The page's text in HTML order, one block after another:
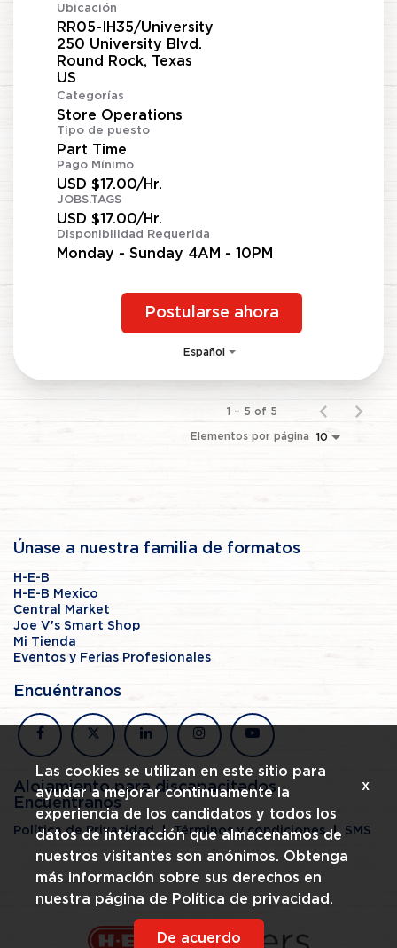
Ubicación
RR05-IH35/University
250 University Blvd.
Round Rock, Texas
Categorías
Store Operations
Tipo de puesto
Part Time
Pago Mínimo
USD $17.00/Hr.
JOBS.TAGS
USD $17.00/Hr.
Disponibilidad Requerida
Monday - Sunday 4AM - 10PM
Postularse ahora
Español
Elementos por página 10
1 – 5 of 5
Únase a nuestra familia de formatos
H-E-B
H-E-B Mexico
Central Market
Joe V's Smart Shop
Mi Tienda
Eventos y Ferias Profesionales
Encuéntranos
facebook
x linkedin instagramyoutube
Alojamiento para discapacitados
Encuéntranos
Política de Privacidad Términos y condiciones SMS
Las cookies se utilizan en este sitio para
ayudar a mejorar continuamente la
experiencia de los candidatos y todos los
datos de interacción que almacenamos de
nuestros visitantes son anónimos. Obtenga
más información sobre sus derechos en
nuestra página de Política de privacidad .
De acuerdo
x